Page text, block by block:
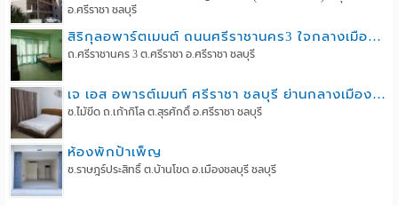
อ.ศรีราชา ชลบุรี
สิริกุลอพาร์ตเมนต์ ถนนศรีราชานคร3 ใจกลางเมืองศรีราชา
ถ.ศรีราชานคร 3 ต.ศรีราชา อ.ศรีราชา ชลบุรี
เจ เอส อพารต์เมนท์ ศรีราชา ชลบุรี ย่านกลางเมืองศรีราชา
ซ.ไม้ขีด ถ.เก้ากิโล ต.สุรศักดิ์ อ.ศรีราชา ชลบุรี
ห้องพักป้าเพ็ญ
ซ.ราษฎร์ประสิทธิ์ ต.บ้านโขด อ.เมืองชลบุรี ชลบุรี